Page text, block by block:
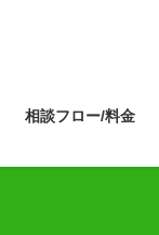
相談フロー/料金